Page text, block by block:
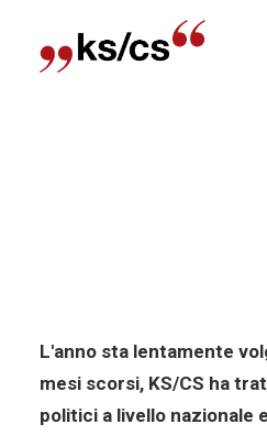
L'anno sta lentamente
mesi scorsi, KS/CS ha
politici a livello nazionale